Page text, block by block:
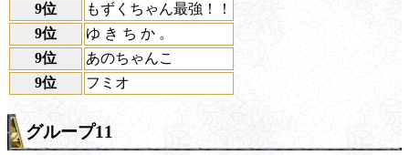
9位
もずくちゃん最強！！
9位
ゆ き ち か 。
9位
あのちゃんこ
9位
フミオ
グループ11